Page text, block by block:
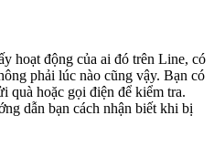
hoạt động của ai đó trên Line, có
phải lúc nào cũng vậy. Bạn có
quà hoặc gọi điện để kiểm tra.
dẫn bạn cách nhận biết khi bị